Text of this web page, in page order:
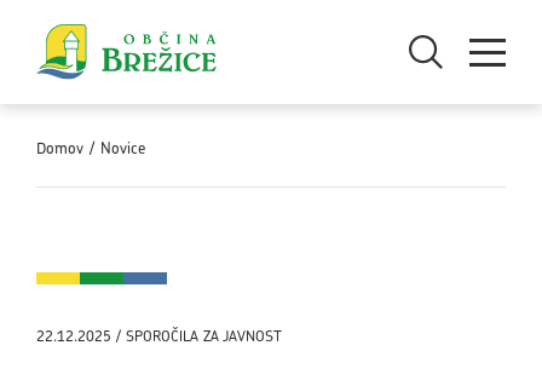
Odpri iskanjeOdpri meni
Domov / Novice
22.12.2025 / SPOROČILA ZA JAVNOST